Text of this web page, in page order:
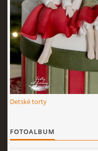
© 2026 eStránky.sk|
Detské torty
FOTOALBUM